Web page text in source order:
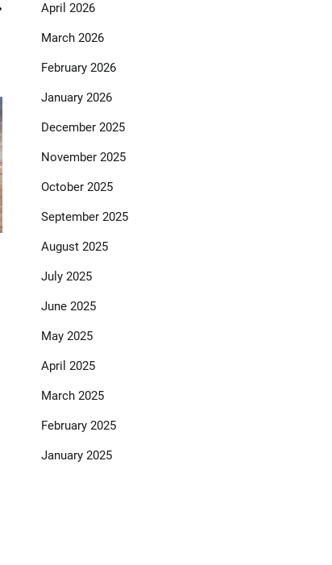
April 2026
March 2026
February 2026
January 2026
December 2025
November 2025
October 2025
September 2025
August 2025
July 2025
June 2025
May 2025
April 2025
March 2025
February 2025
January 2025